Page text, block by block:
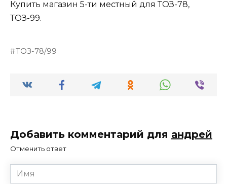
Купить магазин 5-ти местный для ТОЗ-78,
ТОЗ-99.
ТОЗ-78/99
Добавить комментарий для андрей
Отменить ответ
Имя
*